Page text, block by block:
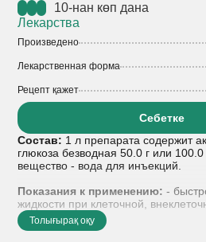
10-нан көп дана
Лекарства
Произведено
Лекарственная форма
Рецепт қажет
Себетке
Состав: 1 л препарата содержит
глюкоза безводная 50.0 г или
вещество - вода для инъекций.
Показания к применению: -
жидкости при клеточной,
дегидратации - токсикоинфекции,
шок, коллапс (как компонент
Толығырақ оқу